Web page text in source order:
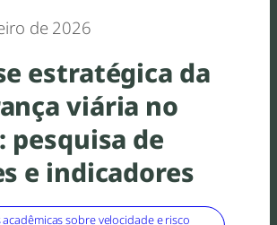
de 2026
estratégica da
viária no
pesquisa de
e indicadores
acadêmicas sobre velocidade e risco